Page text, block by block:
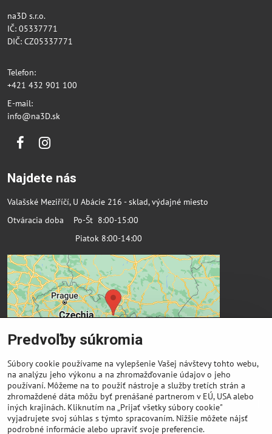
na3D s.r.o.
IČ: 05337771
DIČ: CZ05337771
Telefon:
+421 432 901 100
E-mail:
info@na3D.sk
FacebookInstagram
Najdete nás
Valašské Meziříčí, U Abácie 216 - sklad, výdajné miesto
Otváracia doba Po-Št 8:00-15:00
Piatok 8:00-14:00
Dôležité odkazy
Predvoľby súkromia
Súbory cookie používame na vylepšenie Vašej návštevy tohto webu,
na analýzu jeho výkonu a na zhromažďovanie údajov o jeho
používaní. Môžeme na to použiť nástroje a služby tretích strán a
zhromaždené dáta môžu byť prenášané partnerom v EÚ, USA alebo
iných krajinách. Kliknutím na „Prijať všetky súbory cookie"
vyjadrujete svoj súhlas s týmto spracovaním. Nižšie môžete nájsť
podrobné informácie alebo upraviť svoje preferencie.